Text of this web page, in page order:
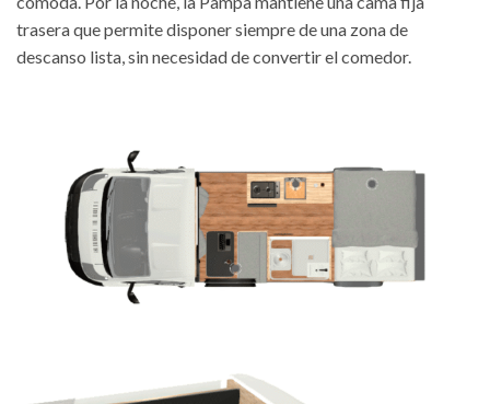
trasera que permite disponer siempre de una zona de
descanso lista, sin necesidad de convertir el comedor.